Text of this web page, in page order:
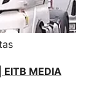
EITB MEDIA